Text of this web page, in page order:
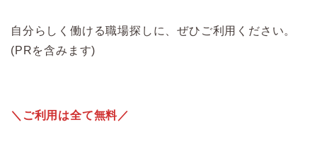
自分らしく働ける職場探しに、ぜひご利用ください。
(PRを含みます)
＼ご利用は全て無料／